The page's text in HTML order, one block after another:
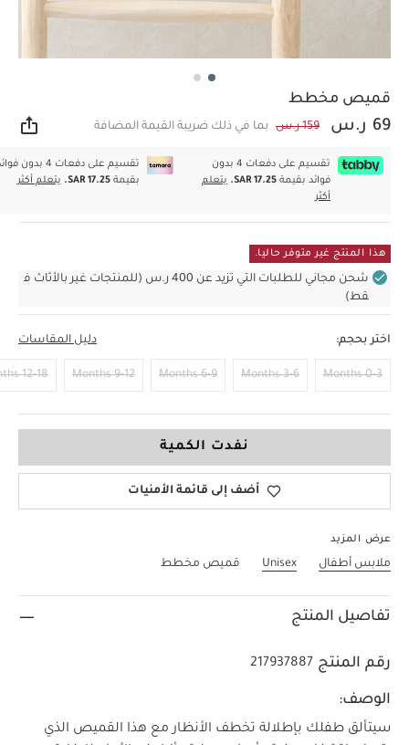
قميص مخطط
69 ر.س 159 ر.س بما في ذلك ضريبة القيمة المضافة
تقسيم على دفعات 4 بدون
فوائد بقيمة SAR 17.25.
يتعلم
أكثر
تقسيم على دفعات 4 بدون
بقيمةSAR 17.25. يتعلم أكثر
هذا المنتج غير متوفر حاليا.
شحن مجاني للطلبات التي تزيد عن 400 ر.س (للمنتجات غير بالأثاث ف
قط)
اختر بحجم: دليل المقاسات
0-3 Months
3-6 Months
6-9 Months
9-12 Months
12-18 Months
نفدت الكمية
أضف إلى قائمة الأمنيات
عرض المزيد
ملابس أطفال Unisex قميص مخطط
تفاصيل المنتج
رقم المنتج 217937887
الوصف:
سيتألق طفلك بإطلالة تخطف الأنظار مع هذا القميص الذي